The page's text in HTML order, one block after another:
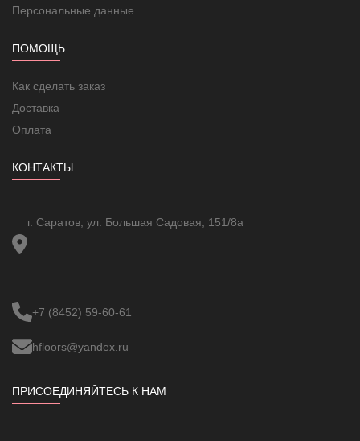
Персональные данные
ПОМОЩЬ
Как сделать заказ
Доставка
Оплата
КОНТАКТЫ
г. Саратов, ул. Большая Садовая, 151/8а
+7 (8452) 59-60-61
hfloors@yandex.ru
ПРИСОЕДИНЯЙТЕСЬ К НАМ